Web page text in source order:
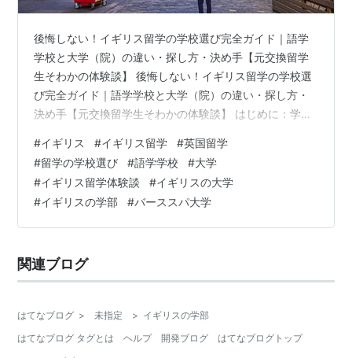
後悔しない！イギリス留学の学校選び完全ガイド｜語学
学校と大学（院）の違い・探し方・決め手【元交換留学
生そわかの体験談】 後悔しない！イギリス留学の学校選
び完全ガイド｜語学学校と大学（院）の違い・探し方・
決め手【元交換留学生そわかの体験談】 はじめに：学校
選択肢があるの？ - まずは基本の「キ」を押さえよう！
1. 語学学校：英語力を集中的にアップさせたいあなたへ
2. 大学（学部・ファウンデーションコース）：専門分野
を深く学び、学位取得を目指す！ 3. 大学院（修士・博
士）：専門性をさらに高め、研究の世界へ！ 4. その他
#イギリス #イギリス留学 #英国留学
#留学の学校選び #語学学校 #大学
#イギリス留学体験談 #イギリスの大学
#イギリスの学部 #バーススパ大学
関連ブログ
はてなブログ > 未指定 > イギリスの学部
はてなブログ タグとは
ヘルプ 開発ブログ
はてなブログトップ